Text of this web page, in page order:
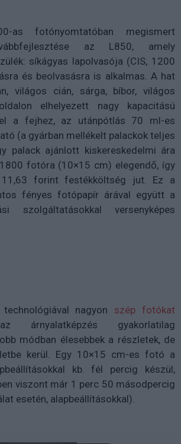
as fotónyomtatóban megismert
az L850, amely
síkágyas lapolvasója (CIS, 1200
és beolvasásra is alkalmas. A hat
világos cián, sárga, bíbor, világos
elhelyezett nagy kapacitású
a fejhez, az utánpótlás 70 ml-es
(a gyárban mellékelt palackok teljes
palack ajánlott kiskereskedelmi ára
fotóra (10×15 cm) elegendő, így
forint festékköltség jut. Ez a
fényes fotópapír árával együtt a
szolgáltatásokkal versenyképes
nagyon szép fotókat
árnyalatképzés gyakorlatilag
módban élesebbek a részletek, de
kerül. Egy 10×15 cm-es fotó a
kb. fél percig készül,
viszont már 1 perc 50 másodpercig
esetén, alapbeállításokkal).